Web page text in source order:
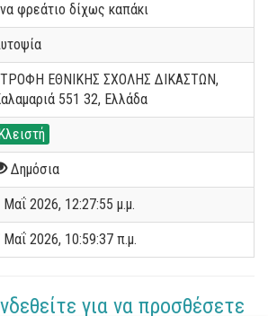
φρεάτιο δίχως καπάκι
ΕΘΝΙΚΗΣ ΣΧΟΛΗΣ ΔΙΚΑΣΤΩΝ,
551 32, Ελλάδα
Δημόσια
Μαΐ 2026, 12:27:55 μ.μ.
Μαΐ 2026, 10:59:37 π.μ.
για να προσθέσετε